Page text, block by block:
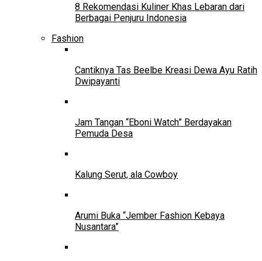
8 Rekomendasi Kuliner Khas Lebaran dari
Berbagai Penjuru Indonesia
Fashion
Cantiknya Tas Beelbe Kreasi Dewa Ayu Ratih
Dwipayanti
Jam Tangan “Eboni Watch” Berdayakan
Pemuda Desa
Kalung Serut, ala Cowboy
Arumi Buka “Jember Fashion Kebaya
Nusantara”